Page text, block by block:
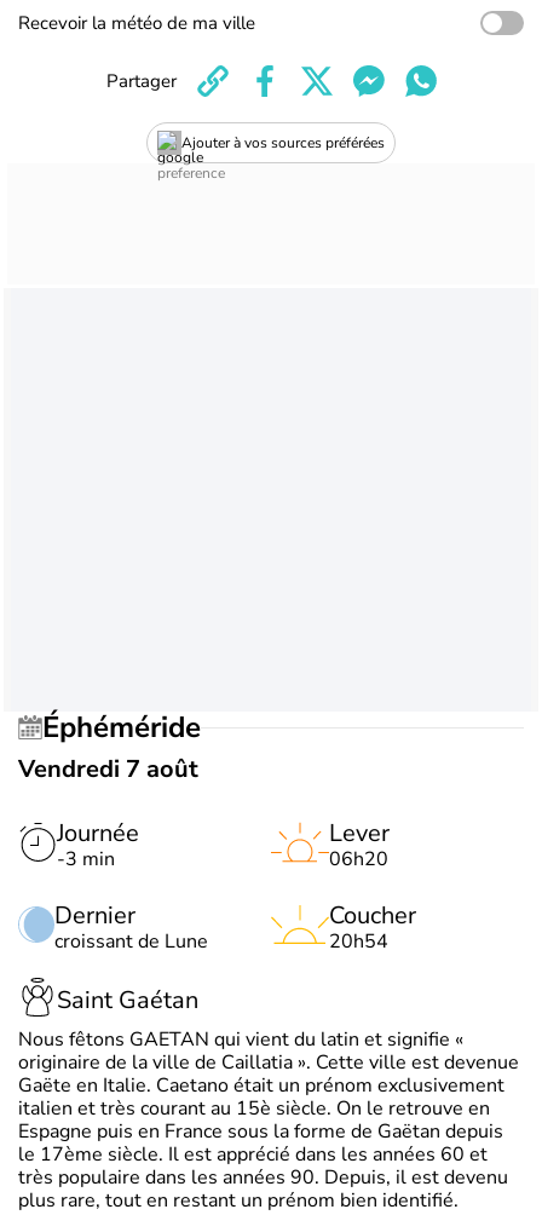
Recevoir la météo de ma ville
Ajouter à vos sources préférées
Partager
Éphéméride
Vendredi 7 août
Journée
-3 min
Dernier
croissant de Lune
Lever
06h20
Coucher
20h54
Saint Gaétan
Nous fêtons GAETAN qui vient du latin et signifie «
originaire de la ville de Caillatia ». Cette ville est devenue
Gaëte en Italie. Caetano était un prénom exclusivement
italien et très courant au 15è siècle. On le retrouve en
Espagne puis en France sous la forme de Gaëtan depuis
le 17ème siècle. Il est apprécié dans les années 60 et
très populaire dans les années 90. Depuis, il est devenu
plus rare, tout en restant un prénom bien identifié.